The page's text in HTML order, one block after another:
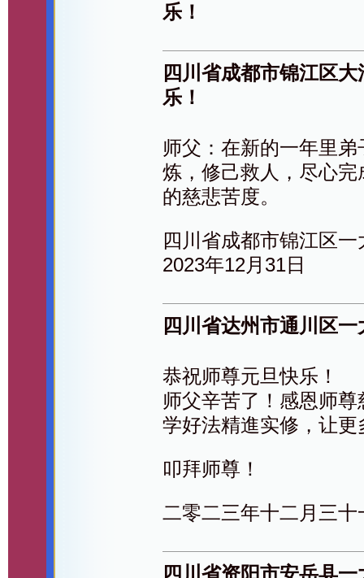
乐！
四川省成都市锦江区
乐！
师父：在新的一年里
炼，修己救人，尽心
的慈悲苦度。
四川省成都市锦江区
2023年12月31日
四川省达州市通川区
恭祝师尊元旦快乐！
师父辛苦了！感恩师
学好法精進实修，让
叩拜师尊！
二零二三年十二月三十
四川省资阳市安岳县